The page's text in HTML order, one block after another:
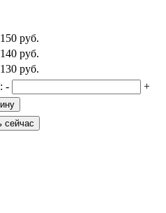
150 руб.
140 руб.
130 руб.
- +